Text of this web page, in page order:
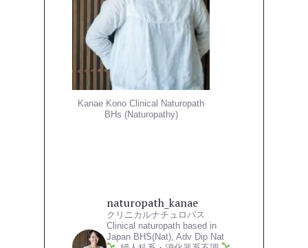
Kanae Kono Clinical Naturopath
BHs (Naturopathy)
naturopath_kanae
クリニカルナチュロパス
Clinical naturopath based in
Japan BHS(Nat), Adv Dip Nat